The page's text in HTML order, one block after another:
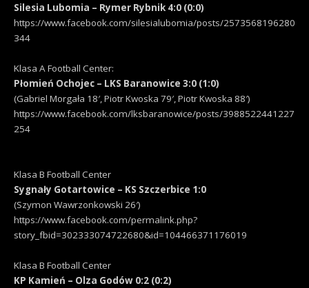
Silesia Lubomia – Rymer Rybnik 4:0 (0:0)
https://www.facebook.com/silesialubomia/posts/2573568196280
344
Klasa A Football Center:
Płomień Ochojec – LKS Baranowice 3:0 (1:0)
(Gabriel Morgała 18′, Piotr Kwoska 79′, Piotr Kwoska 88′)
https://www.facebook.com/lksbaranowice/posts/3988522441227
254
Klasa B Football Center
Sygnały Gotartowice – KS Szczerbice 1:0
(Szymon Wawrzonkowski 26′)
https://www.facebook.com/permalink.php?
story_fbid=302333074722680&id=104466371176019
Klasa B Football Center
KP Kamień – Olza Godów 0:2 (0:2)